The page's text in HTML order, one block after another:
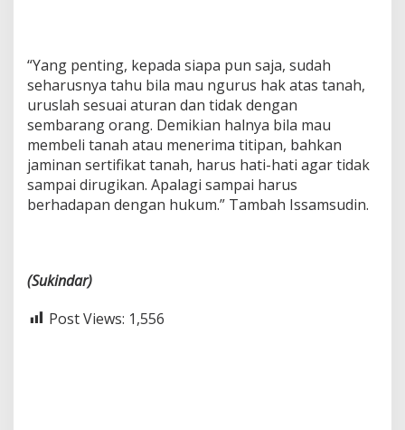
“Yang penting, kepada siapa pun saja, sudah
seharusnya tahu bila mau ngurus hak atas tanah,
uruslah sesuai aturan dan tidak dengan
sembarang orang. Demikian halnya bila mau
membeli tanah atau menerima titipan, bahkan
jaminan sertifikat tanah, harus hati-hati agar tidak
sampai dirugikan. Apalagi sampai harus
berhadapan dengan hukum.” Tambah Issamsudin.
(Sukindar)
Post Views: 1,556